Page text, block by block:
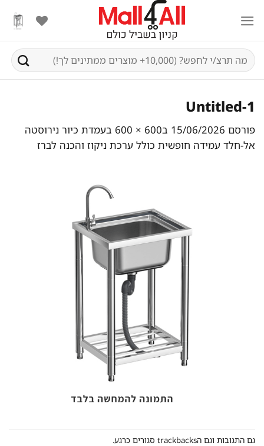
content
חיפוש
עבור:
Untitled-1
פורסם 15/06/2026 ב600 × 600 בעמדת כיור נירוסטה
אל-חלד עמידה חופשית כולל ערכת ניקוז והכנה לברז
גם התגובות וגם הtrackbacks סגורים כרגע.